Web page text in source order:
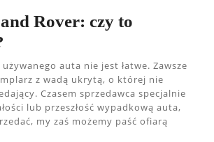
Rover: czy to
auta nie jest łatwe. Zawsze
z wadą ukrytą, o której nie
Czasem sprzedawca specjalnie
lub przeszłość wypadkową auta,
my zaś możemy paść ofiarą